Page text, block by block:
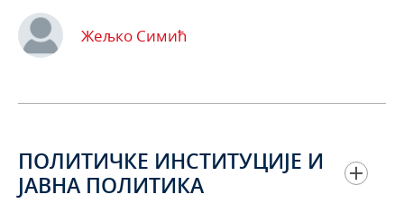
Жељко Симић
ПОЛИТИЧКЕ ИНСТИТУЦИЈЕ И
ЈАВНА ПОЛИТИКА